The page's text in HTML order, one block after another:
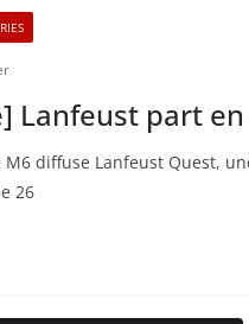
Lanfeust part
diffuse Lanfeust Quest,
26